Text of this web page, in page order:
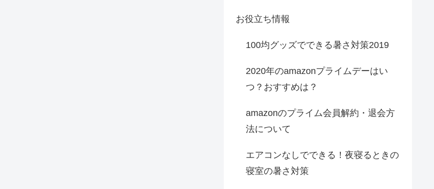
お役立ち情報
100均グッズでできる暑さ対策2019
2020年のamazonプライムデーはい
つ？おすすめは？
amazonのプライム会員解約・退会方
法について
エアコンなしでできる！夜寝るときの
寝室の暑さ対策